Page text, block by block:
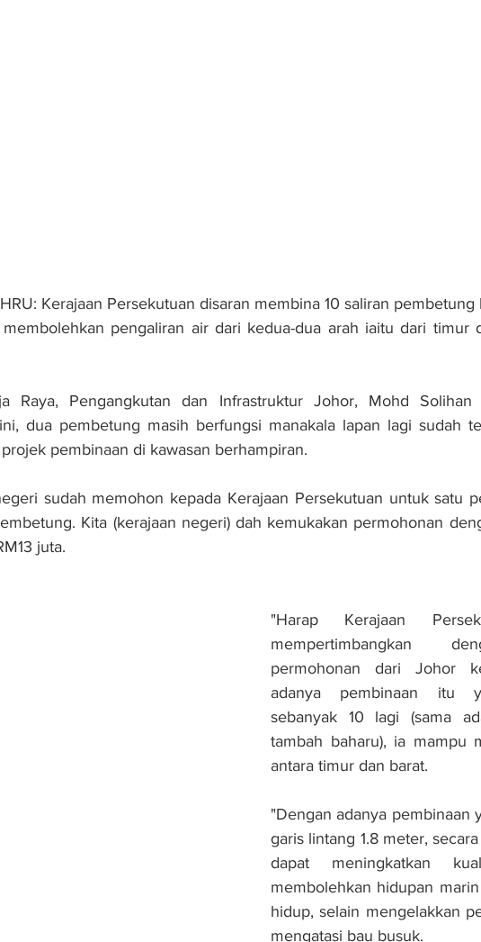
Kerajaan Persekutuan disaran membina 10 saliran pembetung
pengaliran air dari kedua-dua arah iaitu dari timur
Raya, Pengangkutan dan Infrastruktur Johor, Mohd Solihan
dua pembetung masih berfungsi manakala lapan lagi sudah
pembinaan di kawasan berhampiran.
sudah memohon kepada Kerajaan Persekutuan untuk satu
Kita (kerajaan negeri) dah kemukakan permohonan
juta.
"Harap Kerajaan
mempertimbangkan
permohonan dari Johor
adanya pembinaan itu
sebanyak 10 lagi (sama
tambah baharu), ia mampu
antara timur dan barat.
"Dengan adanya pembinaan
garis lintang 1.8 meter,
dapat meningkatkan
membolehkan hidupan
hidup, selain mengelakkan
mengatasi bau busuk.